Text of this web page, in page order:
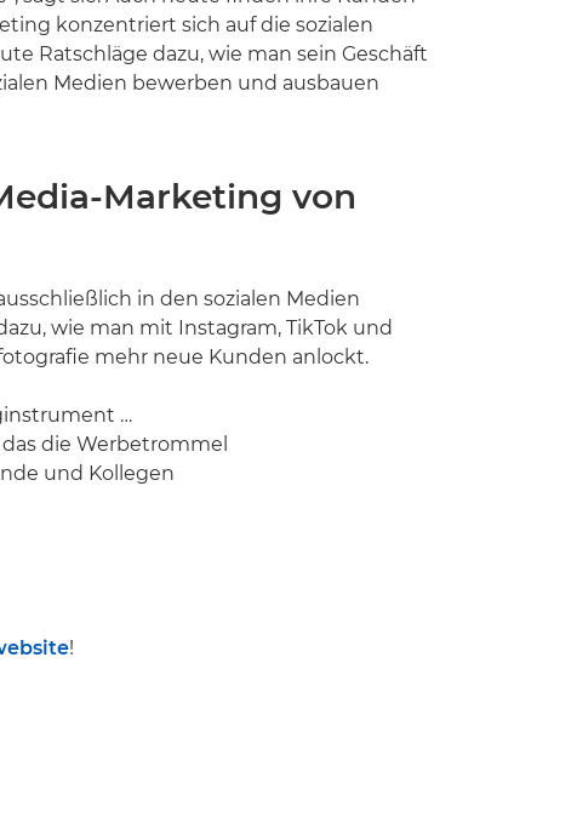
konzentriert sich auf die sozialen
Ratschläge dazu, wie man sein Geschäft
Medien bewerben und ausbauen
Marketing von
in den sozialen Medien
wie man mit Instagram, TikTok und
mehr neue Kunden anlockt.
…
die Werbetrommel
und Kollegen
!